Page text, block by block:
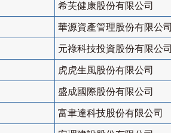
希芙健康股份有限公司
華源資產管理股份有限公司
元祿科技投資股份有限公司
虎虎生風股份有限公司
盛成國際股份有限公司
富聿達科技股份有限公司